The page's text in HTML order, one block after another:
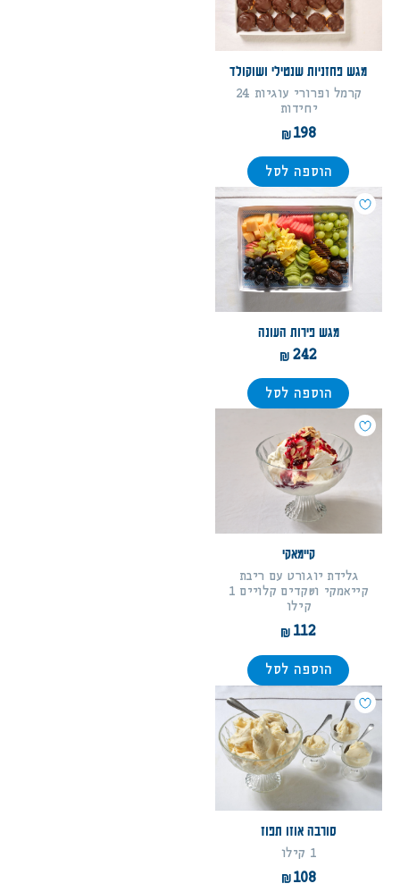
מגש פחזניות שנטילי ושוקולד
קרמל ופרורי עוגיות 24
יחידות
198
הוספה לסל
מגש פירות העונה
242
הוספה לסל
קיימאקי
גלידת יוגורט עם ריבת
קייאמקי ושקדים קלויים 1
קילו
112
הוספה לסל
סורבה אוזו תפוז
1 קילו
108